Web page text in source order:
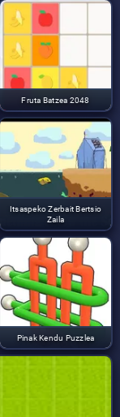
Fruta Batzea 2048
Itsaspeko Zerbait Bertsio
Zaila
Pinak Kendu Puzzlea